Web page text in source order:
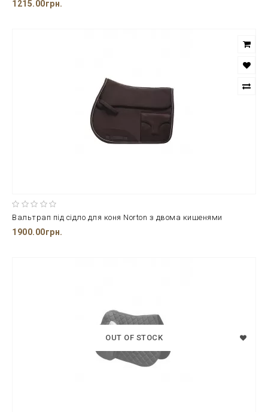
1215.00грн.
Вальтрап під сідло для коня Norton з двома кишенями
1900.00грн.
OUT OF STOCK